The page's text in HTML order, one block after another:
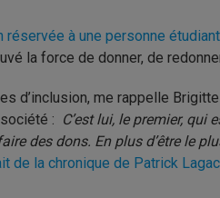
à une personne
la force de donner, de
d’inclusion, me rappelle Brigitte
: C’est lui, le premier, qui
des dons. En plus d’être le
de la chronique de Patrick